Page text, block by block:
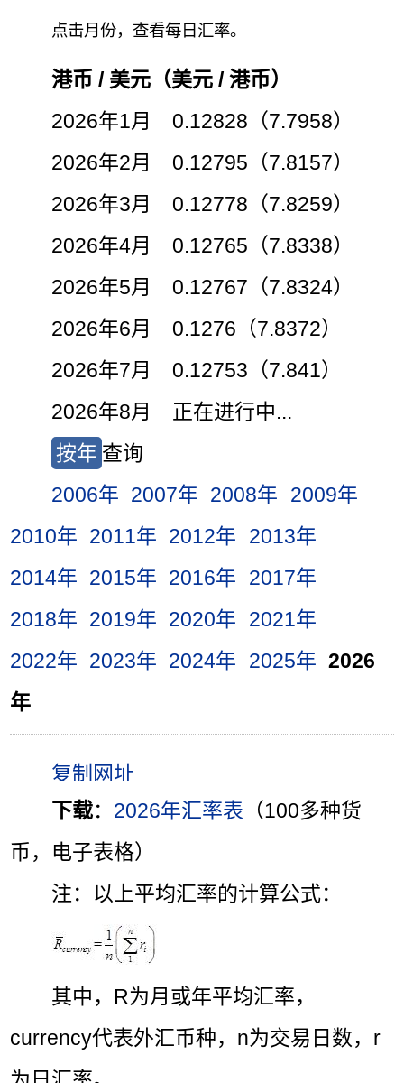
点击月份，查看每日汇率。
港币 / 美元（美元 / 港币）
2026年1月 0.12828（7.7958）
2026年2月 0.12795（7.8157）
2026年3月 0.12778（7.8259）
2026年4月 0.12765（7.8338）
2026年5月 0.12767（7.8324）
2026年6月 0.1276（7.8372）
2026年7月 0.12753（7.841）
2026年8月 正在进行中...
按年 查询
2006年 2007年 2008年
2009年
2010年 2011年 2012年
2013年
2014年 2015年 2016年
2017年
2018年 2019年 2020年
2021年
2022年 2023年 2024年 2025年 2026
年
下载： 2026年汇率表 （100多种货
币，电子表格）
注：以上平均汇率的计算公式：
其中，R为月或年平均汇率，
currency代表外汇币种，n为交易日数，r